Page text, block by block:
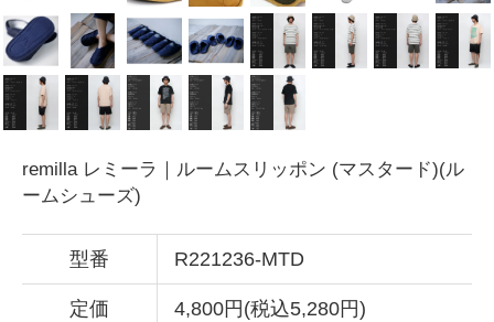
remilla レミーラ｜ルームスリッポン (マスタード)(ル
ームシューズ)
型番 R221236-MTD
定価 4,800円(税込5,280円)